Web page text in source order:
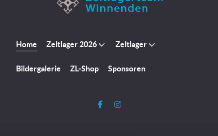
Home Zeltlager 2026 Zeltlager
Bildergalerie ZL-Shop Sponsoren